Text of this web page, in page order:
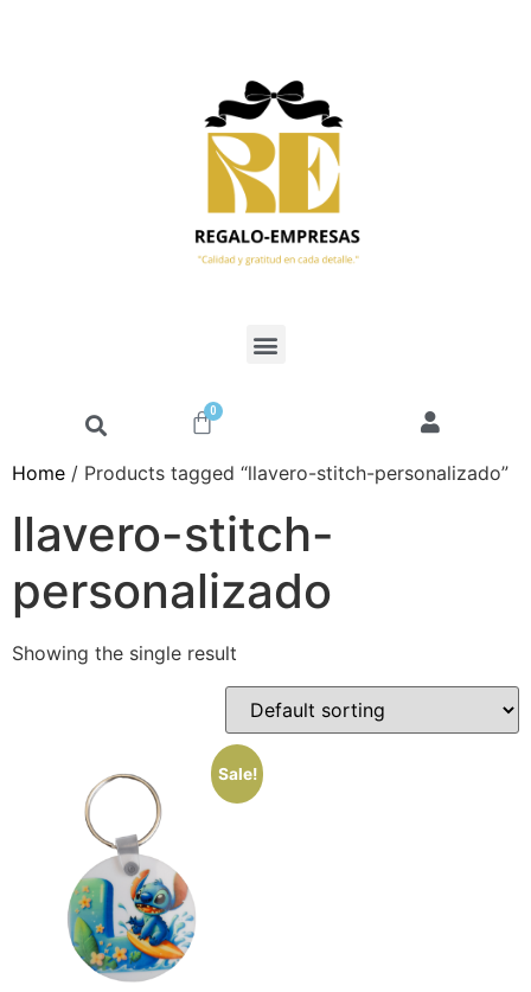
0
Home / Products tagged “llavero-stitch-personalizado”
llavero-stitch-
personalizado
Showing the single result
Sale!